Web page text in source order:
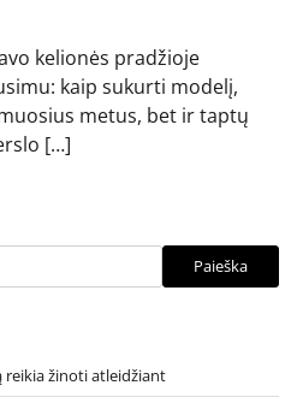
kelionės pradžioje
kaip sukurti modelį,
metus, bet ir taptų
[…]
Paieška
reikia žinoti atleidžiant